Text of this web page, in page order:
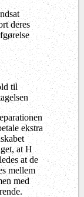
deres
til
ekstra
at H
at de
mellem
med